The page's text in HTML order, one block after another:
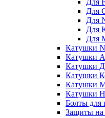
Для
Для
Для
Для
Катушки
Катушки
Катушки
Катушки
Катушки
Катушки
Болты для
Защиты на